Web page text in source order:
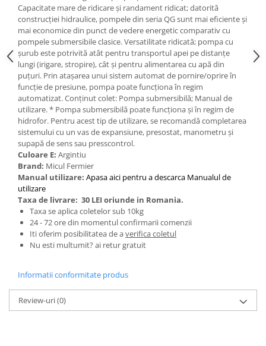
Zdrobitoare si teascuri
Teascuri
Zdrobitoare electrice
Zdrobitoare electrice & manuale
Zdrobitoare manuale
Masini de cusut si accesorii
Articole antidaunatori gradina
Sere si solarii
Suflante si aspiratoare exterior
Unelte altoit
Unelte manuale de gradina -
Stropitori
Folie si plase pt plante
Masini de maturat manuale
Pentru Casa si Camping
Aragaze, plite, piese butelii de
voiaj
Capacitate mare de ridicare și randament ridicat; datorită
construcției hidraulice, pompele din seria QG sunt mai eficiente și
mai economice din punct de vedere energetic comparativ cu
pompele submersibile clasice. Versatilitate ridicată; pompa cu
șurub este potrivită atât pentru transportul apei pe distanțe
lungi (irigare, stropire), cât și pentru alimentarea cu apă din
puțuri. Prin atașarea unui sistem automat de pornire/oprire în
funcție de presiune, pompa poate funcționa în regim
automatizat. Conținut colet: Pompa submersibilă; Manual de
utilizare. * Pompa submersibilă poate funcționa și în regim de
hidrofor. Pentru acest tip de utilizare, se recomandă completarea
sistemului cu un vas de expansiune, presostat, manometru și
supapă de sens sau presscontrol.
Culoare E: Argintiu
Brand: Micul Fermier
Manual utilizare: Apasa aici pentru a descarca Manualul de
utilizare
Taxa de livrare: 30 LEI oriunde in Romania.
Taxa se aplica coletelor sub 10kg
24 - 72 ore din momentul confirmarii comenzii
Iti oferim posibilitatea de averifica coletul
Nu esti multumit? ai retur gratuit
Informatii conformitate produs
Review-uri(0)